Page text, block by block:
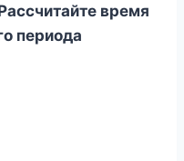
время
периода